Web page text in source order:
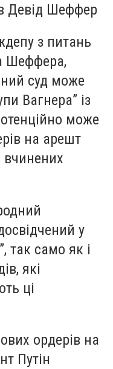
Девід Шеффер
з питань
Шеффера,
суд може
Вагнера” із
може
на арешт
вчинених
у
так само як і
які
ці
ордерів на
Путін